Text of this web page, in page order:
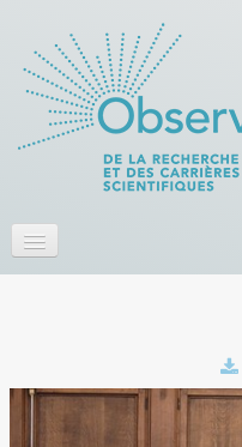
Actualités
Publications